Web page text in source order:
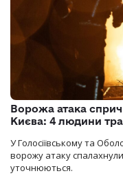
Ворожа атака
Києва: 4 людини
У Голосіївському та
ворожу атаку
уточнюються.